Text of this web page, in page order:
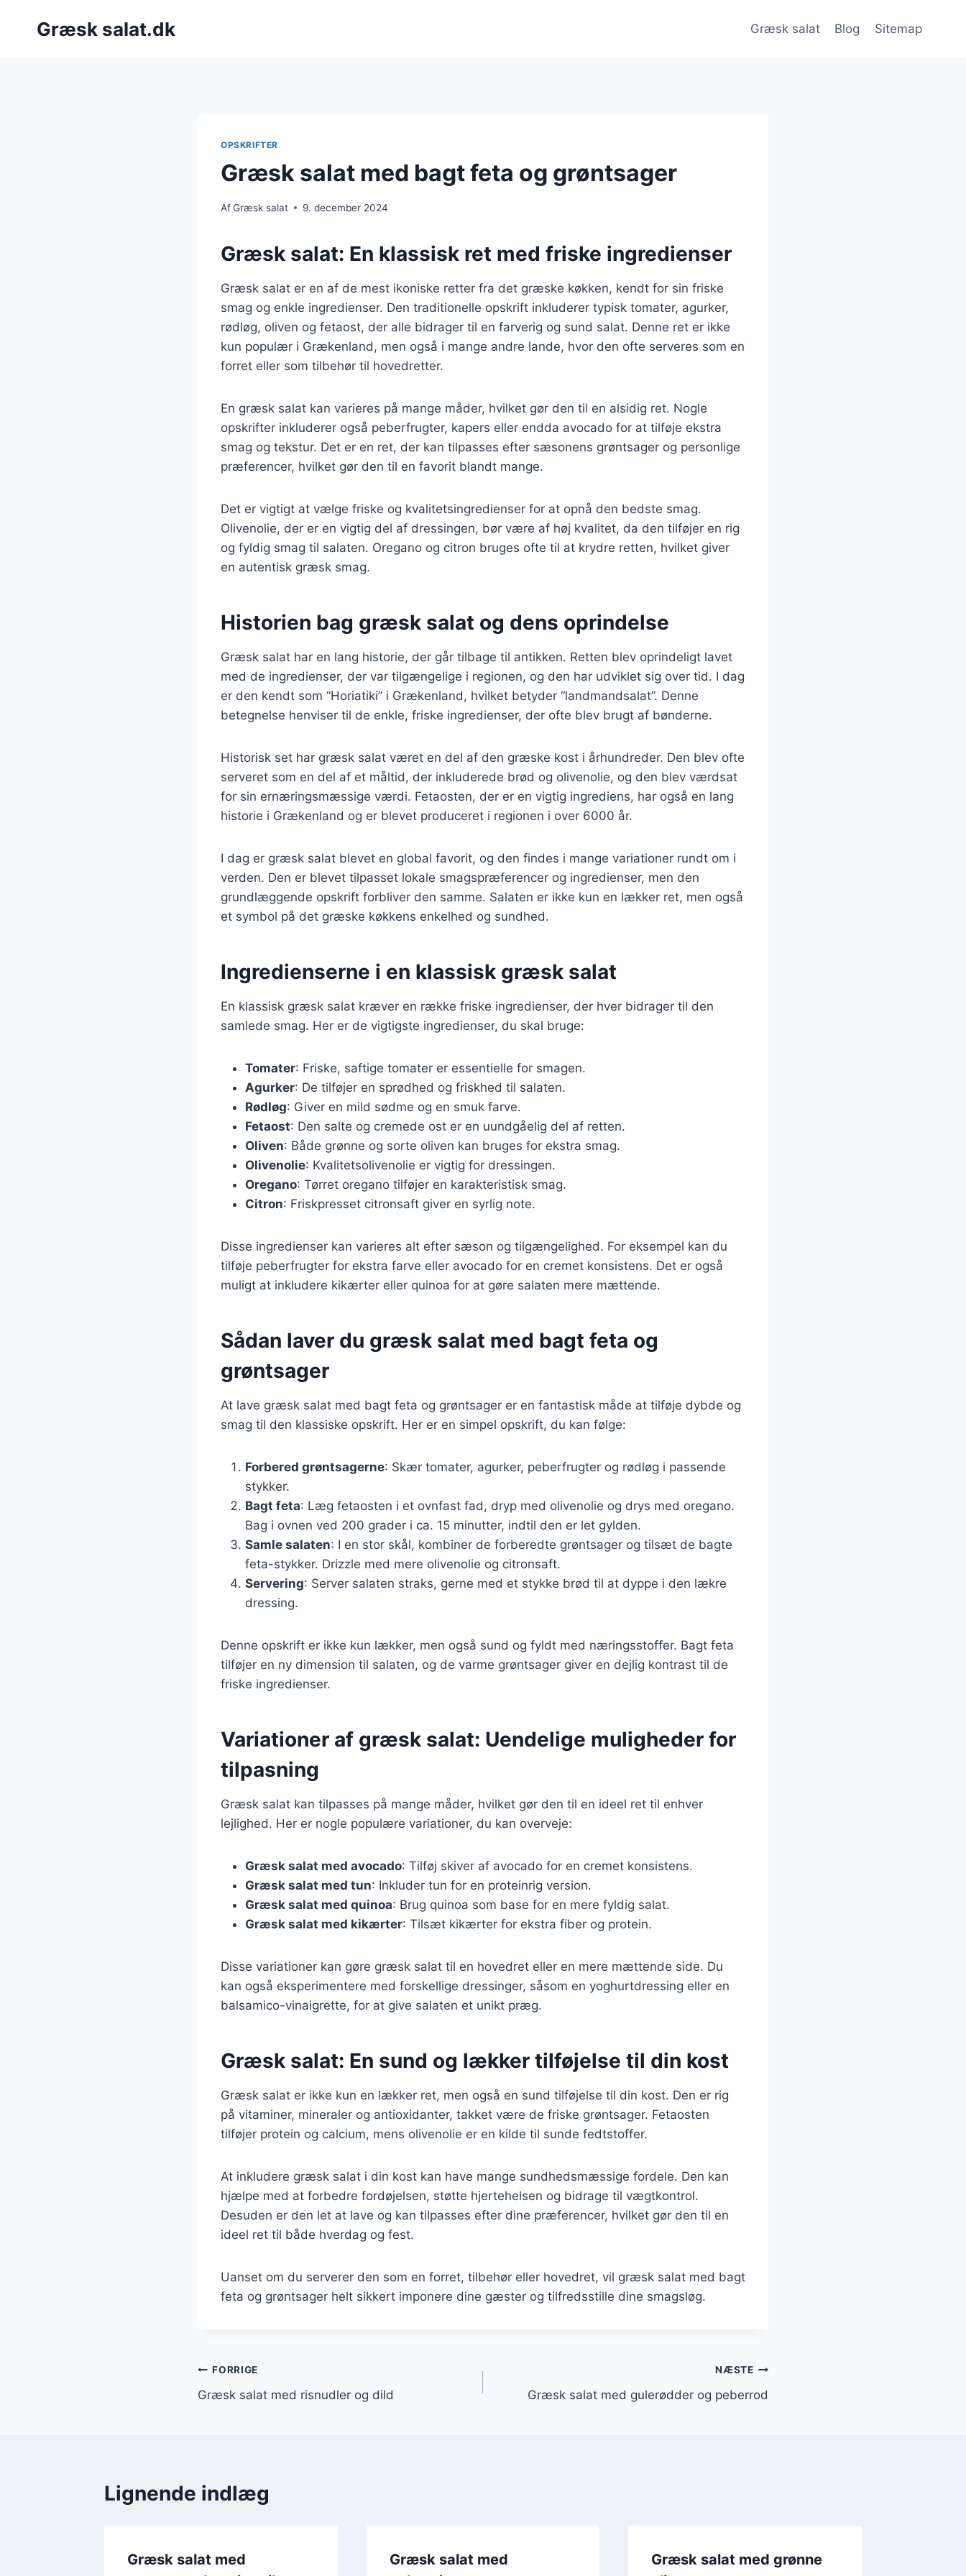
Græsk salat.dk Græsk salat Blog Sitemap
OPSKRIFTER
Græsk salat med bagt feta og grøntsager
AfGræsk salat 9. december 2024
Græsk salat: En klassisk ret med friske ingredienser
Græsk salat er en af de mest ikoniske retter fra det græske køkken, kendt for sin friske
smag og enkle ingredienser. Den traditionelle opskrift inkluderer typisk tomater, agurker,
rødløg, oliven og fetaost, der alle bidrager til en farverig og sund salat. Denne ret er ikke
kun populær i Grækenland, men også i mange andre lande, hvor den ofte serveres som en
forret eller som tilbehør til hovedretter.
En græsk salat kan varieres på mange måder, hvilket gør den til en alsidig ret. Nogle
opskrifter inkluderer også peberfrugter, kapers eller endda avocado for at tilføje ekstra
smag og tekstur. Det er en ret, der kan tilpasses efter sæsonens grøntsager og personlige
præferencer, hvilket gør den til en favorit blandt mange.
Det er vigtigt at vælge friske og kvalitetsingredienser for at opnå den bedste smag.
Olivenolie, der er en vigtig del af dressingen, bør være af høj kvalitet, da den tilføjer en rig
og fyldig smag til salaten. Oregano og citron bruges ofte til at krydre retten, hvilket giver
en autentisk græsk smag.
Historien bag græsk salat og dens oprindelse
Græsk salat har en lang historie, der går tilbage til antikken. Retten blev oprindeligt lavet
med de ingredienser, der var tilgængelige i regionen, og den har udviklet sig over tid. I dag
er den kendt som “Horiatiki” i Grækenland, hvilket betyder “landmandsalat”. Denne
betegnelse henviser til de enkle, friske ingredienser, der ofte blev brugt af bønderne.
Historisk set har græsk salat været en del af den græske kost i århundreder. Den blev ofte
serveret som en del af et måltid, der inkluderede brød og olivenolie, og den blev værdsat
for sin ernæringsmæssige værdi. Fetaosten, der er en vigtig ingrediens, har også en lang
historie i Grækenland og er blevet produceret i regionen i over 6000 år.
I dag er græsk salat blevet en global favorit, og den findes i mange variationer rundt om i
verden. Den er blevet tilpasset lokale smagspræferencer og ingredienser, men den
grundlæggende opskrift forbliver den samme. Salaten er ikke kun en lækker ret, men også
et symbol på det græske køkkens enkelhed og sundhed.
Ingredienserne i en klassisk græsk salat
En klassisk græsk salat kræver en række friske ingredienser, der hver bidrager til den
samlede smag. Her er de vigtigste ingredienser, du skal bruge:
Tomater: Friske, saftige tomater er essentielle for smagen.
Agurker: De tilføjer en sprødhed og friskhed til salaten.
Rødløg: Giver en mild sødme og en smuk farve.
Fetaost: Den salte og cremede ost er en uundgåelig del af retten.
Oliven: Både grønne og sorte oliven kan bruges for ekstra smag.
Olivenolie: Kvalitetsolivenolie er vigtig for dressingen.
Oregano: Tørret oregano tilføjer en karakteristisk smag.
Citron: Friskpresset citronsaft giver en syrlig note.
Disse ingredienser kan varieres alt efter sæson og tilgængelighed. For eksempel kan du
tilføje peberfrugter for ekstra farve eller avocado for en cremet konsistens. Det er også
muligt at inkludere kikærter eller quinoa for at gøre salaten mere mættende.
Sådan laver du græsk salat med bagt feta og
grøntsager
At lave græsk salat med bagt feta og grøntsager er en fantastisk måde at tilføje dybde og
smag til den klassiske opskrift. Her er en simpel opskrift, du kan følge:
Forbered grøntsagerne: Skær tomater, agurker, peberfrugter og rødløg i passende
stykker.
Bagt feta: Læg fetaosten i et ovnfast fad, dryp med olivenolie og drys med oregano.
Bag i ovnen ved 200 grader i ca. 15 minutter, indtil den er let gylden.
Samle salaten: I en stor skål, kombiner de forberedte grøntsager og tilsæt de bagte
feta-stykker. Drizzle med mere olivenolie og citronsaft.
Servering: Server salaten straks, gerne med et stykke brød til at dyppe i den lækre
dressing.
Denne opskrift er ikke kun lækker, men også sund og fyldt med næringsstoffer. Bagt feta
tilføjer en ny dimension til salaten, og de varme grøntsager giver en dejlig kontrast til de
friske ingredienser.
Variationer af græsk salat: Uendelige muligheder for
tilpasning
Græsk salat kan tilpasses på mange måder, hvilket gør den til en ideel ret til enhver
lejlighed. Her er nogle populære variationer, du kan overveje:
Græsk salat med avocado: Tilføj skiver af avocado for en cremet konsistens.
Græsk salat med tun: Inkluder tun for en proteinrig version.
Græsk salat med quinoa: Brug quinoa som base for en mere fyldig salat.
Græsk salat med kikærter: Tilsæt kikærter for ekstra fiber og protein.
Disse variationer kan gøre græsk salat til en hovedret eller en mere mættende side. Du
kan også eksperimentere med forskellige dressinger, såsom en yoghurtdressing eller en
balsamico-vinaigrette, for at give salaten et unikt præg.
Græsk salat: En sund og lækker tilføjelse til din kost
Græsk salat er ikke kun en lækker ret, men også en sund tilføjelse til din kost. Den er rig
på vitaminer, mineraler og antioxidanter, takket være de friske grøntsager. Fetaosten
tilføjer protein og calcium, mens olivenolie er en kilde til sunde fedtstoffer.
At inkludere græsk salat i din kost kan have mange sundhedsmæssige fordele. Den kan
hjælpe med at forbedre fordøjelsen, støtte hjertehelsen og bidrage til vægtkontrol.
Desuden er den let at lave og kan tilpasses efter dine præferencer, hvilket gør den til en
ideel ret til både hverdag og fest.
Uanset om du serverer den som en forret, tilbehør eller hovedret, vil græsk salat med bagt
feta og grøntsager helt sikkert imponere dine gæster og tilfredsstille dine smagsløg.
Indlægsnavigation
FORRIGE
Græsk salat med risnudler og dild
NÆSTE
Græsk salat med gulerødder og peberrod
Lignende indlæg
Græsk salat med
Græsk salat med
Græsk salat med grønne